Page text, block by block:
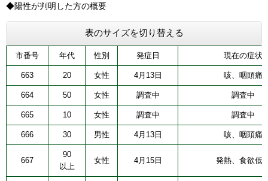
◆陽性が判明した方の概要
表のサイズを切り替える
市番号 年代 性別 発症日 現在の症状
663 20 女性 4月13日 咳、咽頭痛
664 50 女性 調査中 調査中
665 10 女性 調査中 調査中
666 30 男性 4月13日 咳、咽頭痛
667
90
以上
女性 4月15日 発熱、食欲低